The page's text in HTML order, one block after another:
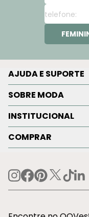
AJUDA E SUPORTE
SOBRE MODA
INSTITUCIONAL
COMPRAR